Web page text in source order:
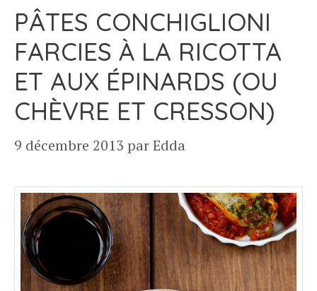
PÂTES CONCHIGLIONI
FARCIES À LA RICOTTA
ET AUX ÉPINARDS (OU
CHÈVRE ET CRESSON)
9 décembre 2013 parEdda